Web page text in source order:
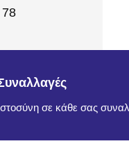
78
σε κάθε σας